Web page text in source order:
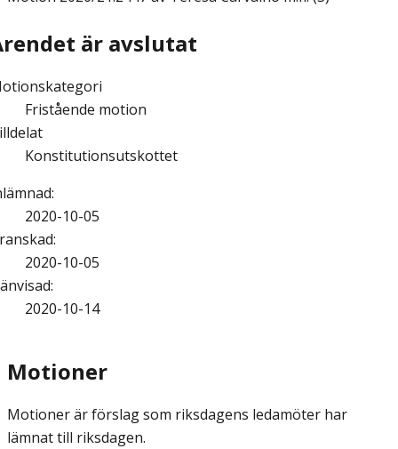
är avslutat
Fristående motion
Konstitutionsutskottet
:
2020-10-05
:
2020-10-05
:
2020-10-14
Motioner
Motioner är förslag som riksdagens ledamöter har
lämnat till riksdagen.